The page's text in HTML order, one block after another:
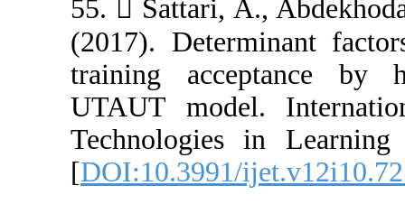
55.  Sattari,
(2017).
training
UTAUT
Technologies
[DOI:10.3991/